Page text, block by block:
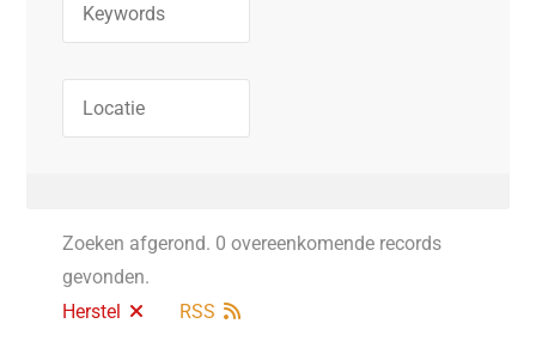
Zoeken afgerond. 0 overeenkomende records
gevonden.
Herstel
RSS